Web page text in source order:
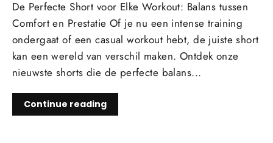
De Perfecte Short voor Elke Workout: Balans tussen
Comfort en Prestatie Of je nu een intense training
ondergaat of een casual workout hebt, de juiste short
kan een wereld van verschil maken. Ontdek onze
nieuwste shorts die de perfecte balans...
Continue reading